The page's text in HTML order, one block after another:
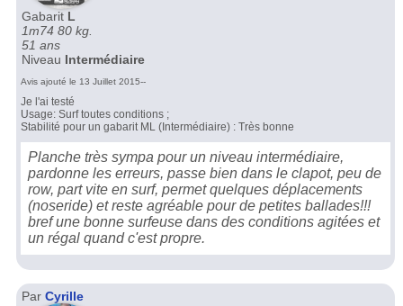
Gabarit L
1m74 80 kg.
51 ans
Niveau Intermédiaire
Avis ajouté le 13 Juillet 2015--
Je l'ai testé
Usage: Surf toutes conditions ;
Stabilité pour un gabarit ML (Intermédiaire) : Très bonne
Planche très sympa pour un niveau intermédiaire,
pardonne les erreurs, passe bien dans le clapot, peu de
row, part vite en surf, permet quelques déplacements
(noseride) et reste agréable pour de petites ballades!!!
bref une bonne surfeuse dans des conditions agitées et
un régal quand c'est propre.
Par Cyrille